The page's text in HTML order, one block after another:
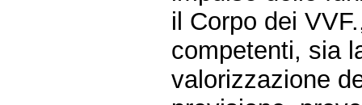
il Corpo dei
competenti, sia
valorizzazione